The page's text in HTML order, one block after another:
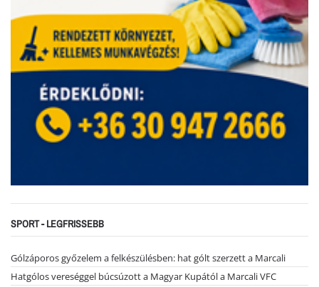
SPORT - LEGFRISSEBB
Gólzáporos győzelem a felkészülésben: hat gólt szerzett a Marcali
Hatgólos vereséggel búcsúzott a Magyar Kupától a Marcali VFC